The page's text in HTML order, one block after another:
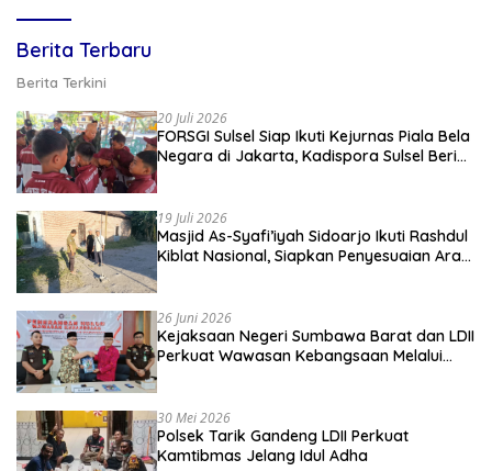
Berita Terbaru
Berita Terkini
20 Juli 2026
FORSGI Sulsel Siap Ikuti Kejurnas Piala Bela
Negara di Jakarta, Kadispora Sulsel Beri
19 Juli 2026
Masjid As-Syafi’iyah Sidoarjo Ikuti Rashdul
Kiblat Nasional, Siapkan Penyesuaian Arah
26 Juni 2026
Kejaksaan Negeri Sumbawa Barat dan LDII
Perkuat Wawasan Kebangsaan Melalui
30 Mei 2026
Polsek Tarik Gandeng LDII Perkuat
Kamtibmas Jelang Idul Adha